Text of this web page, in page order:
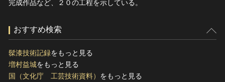
完成作品など、２０の工程を示している。
おすすめ検索
髹漆技術記録をもっと見る
増村益城をもっと見る
国（文化庁 工芸技術資料） をもっと見る